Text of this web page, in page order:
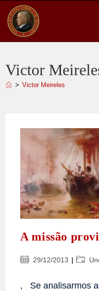
para
conteúdo
Victor
> Victor Meireles
A missão
Post29/12/2013
, Se analisarmos